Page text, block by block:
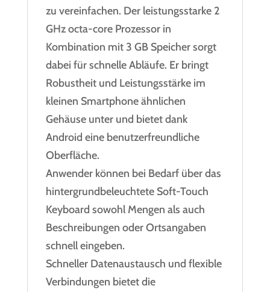
zu vereinfachen. Der leistungsstarke 2
GHz octa-core Prozessor in
Kombination mit 3 GB Speicher sorgt
dabei für schnelle Abläufe. Er bringt
Robustheit und Leistungsstärke im
kleinen Smartphone ähnlichen
Gehäuse unter und bietet dank
Android eine benutzerfreundliche
Oberfläche.
Anwender können bei Bedarf über das
hintergrundbeleuchtete Soft-Touch
Keyboard sowohl Mengen als auch
Beschreibungen oder Ortsangaben
schnell eingeben.
Schneller Datenaustausch und flexible
Verbindungen bietet die